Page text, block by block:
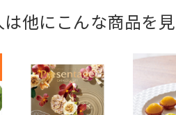
他にこんな商品を見